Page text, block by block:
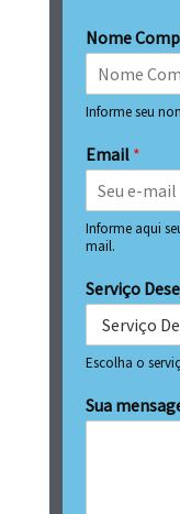
Nome
Informe seu
Email *
Informe aqui
mail.
Serviço
Escolha o
Sua